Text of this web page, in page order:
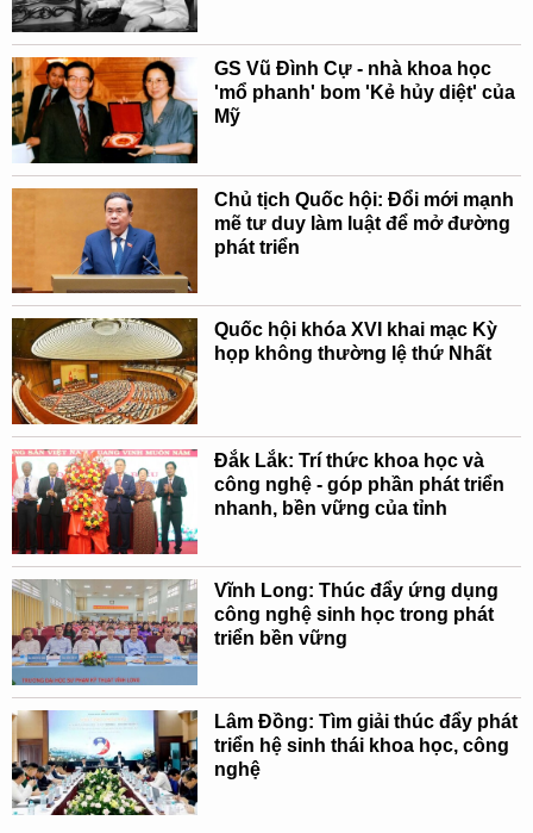
GS Vũ Đình Cự - nhà khoa học
'mổ phanh' bom 'Kẻ hủy diệt' của
Mỹ
Chủ tịch Quốc hội: Đổi mới mạnh
mẽ tư duy làm luật để mở đường
phát triển
Quốc hội khóa XVI khai mạc Kỳ
họp không thường lệ thứ Nhất
Đắk Lắk: Trí thức khoa học và
công nghệ - góp phần phát triển
nhanh, bền vững của tỉnh
Vĩnh Long: Thúc đẩy ứng dụng
công nghệ sinh học trong phát
triển bền vững
Lâm Đồng: Tìm giải thúc đẩy phát
triển hệ sinh thái khoa học, công
nghệ